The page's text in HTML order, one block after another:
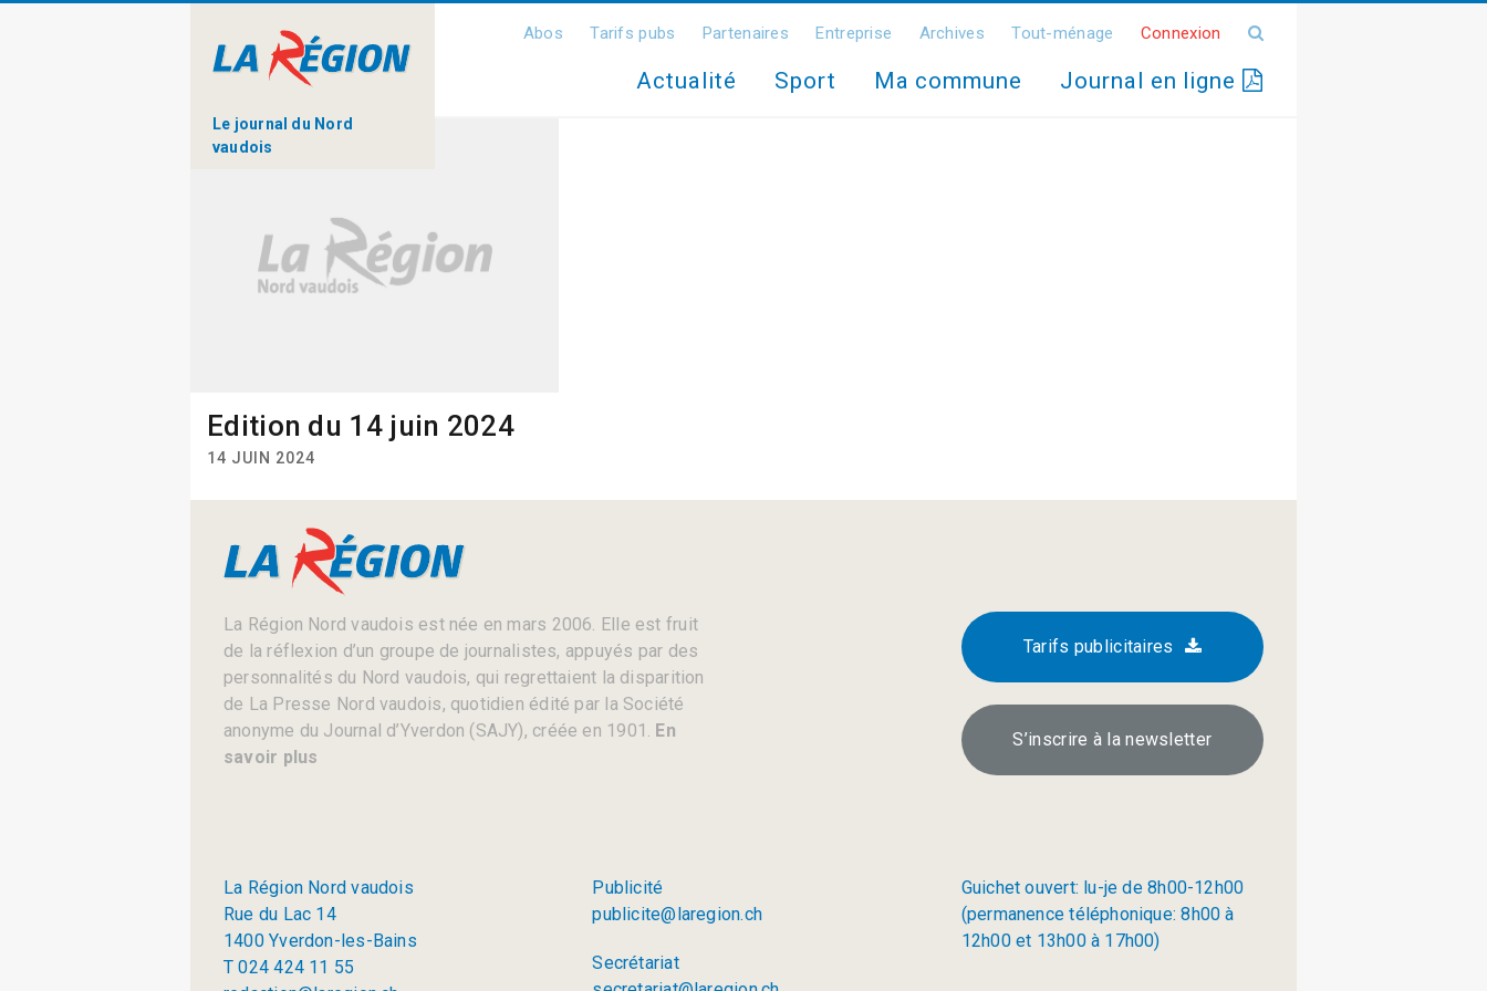
Le journal du Nord
vaudois
Abos Tarifs pubs Partenaires Entreprise Archives Tout-ménage Connexion
Actualité Sport Ma commune Journal en ligne
Edition du 14 juin 2024
14 JUIN 2024
La Région Nord vaudois est née en mars 2006. Elle est fruit
de la réflexion d’un groupe de journalistes, appuyés par des
personnalités du Nord vaudois, qui regrettaient la disparition
de La Presse Nord vaudois, quotidien édité par la Société
anonyme du Journal d’Yverdon (SAJY), créée en 1901. En
savoir plus
Tarifs publicitaires
S’inscrire à la newsletter
La Région Nord vaudois
Rue du Lac 14
1400 Yverdon-les-Bains
T 024 424 11 55
Publicité
publicite@laregion.ch
Secrétariat
Guichet ouvert: lu-je de 8h00-12h00
(permanence téléphonique: 8h00 à
12h00 et 13h00 à 17h00)